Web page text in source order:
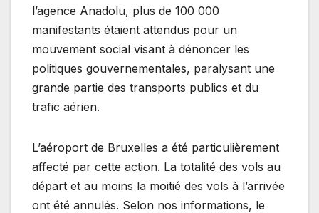
l’agence Anadolu, plus de 100 000
manifestants étaient attendus pour un
mouvement social visant à dénoncer les
politiques gouvernementales, paralysant une
grande partie des transports publics et du
trafic aérien.
L’aéroport de Bruxelles a été particulièrement
affecté par cette action. La totalité des vols au
départ et au moins la moitié des vols à l’arrivée
ont été annulés. Selon nos informations, le